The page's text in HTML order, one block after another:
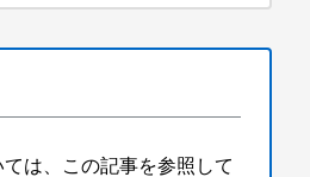
は、この記事を参照して